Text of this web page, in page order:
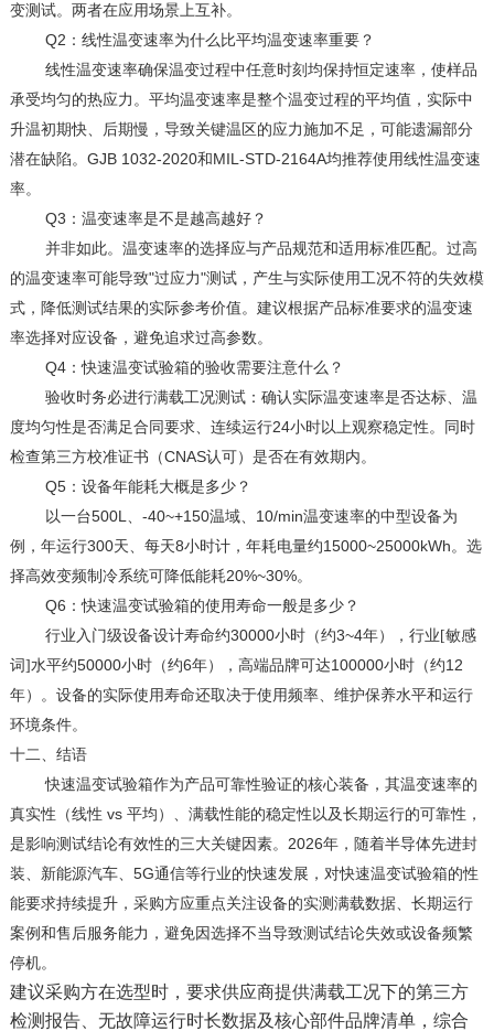
变测试。两者在应用场景上互补。
Q2 ：线性温变速率为什么比平均温变速率重要？
线性温变速率确保温变过程中任意时刻均保持恒定速率，使样品
承受均匀的热应力。平均温变速率是整个温变过程的平均值，实际中
升温初期快、后期慢，导致关键温区的应力施加不足，可能遗漏部分
潜在缺陷。 GJB 1032-2020和MIL-STD-2164A均推荐使用线性温变速
率。
Q3 ：温变速率是不是越高越好？
并非如此。温变速率的选择应与产品规范和适用标准匹配。过高
的温变速率可能导致"过应力"测试，产生与实际使用工况不符的失效模
式，降低测试结果的实际参考价值。建议根据产品标准要求的温变速
率选择对应设备，避免追求过高参数。
Q4：快速温变试验箱的验收需要注意什么？
验收时务必进行满载工况测试：确认实际温变速率是否达标、温
度均匀性是否满足合同要求、连续运行24小时以上观察稳定性。同时
检查第三方校准证书（CNAS认可）是否在有效期内。
Q5：设备年能耗大概是多少？
以一台500L -40~+150温域、 10/min温变速率的中型设备为
例，年运行300天、每天8小时计，年耗电量约15000~25000kWh 。选
择高效变频制冷系统可降低能耗20%~30%。
Q6 ：快速温变试验箱的使用寿命一般是多少？
行业入门级设备设计寿命约30000小时（约3~4年），行业[敏感
词]水平约50000小时（约6年），高端品牌可达100000小时（约12
年）。设备的实际使用寿命还取决于使用频率、维护保养水平和运行
环境条件。
十二、 结语
快速温变试验箱作为产品可靠性验证的核心装备，其温变速率的
真实性（线性 vs 平均）、满载性能的稳定性以及长期运行的可靠性，
是影响测试结论有效性的三大关键因素。 2026年，随着半导体先进封
装、新能源汽车、 5G通信等行业的快速发展，对快速温变试验箱的性
能要求持续提升，采购方应重点关注设备的实测满载数据、长期运行
案例和售后服务能力，避免因选择不当导致测试结论失效或设备频繁
停机。
建议采购方在选型时，要求供应商提供满载工况下的第三方
检测报告、无故障运行时长数据及核心部件品牌清单，综合